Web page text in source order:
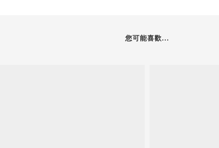
您可能喜歡...